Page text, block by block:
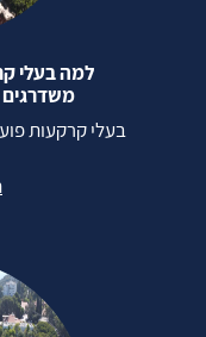
למה בעלי
משדרגים
בעלי קרקעות